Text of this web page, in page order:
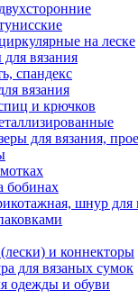
на леске
вязания
спандекс
вязания
и крючков
для вязания,
бобинах
шнур для
и коннекторы
для вязаных сумок
одежды и обуви